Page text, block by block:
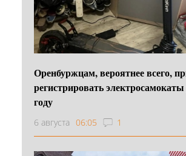
Оренбуржцам, вероятнее всего,
регистрировать
году
6 августа 06:05 1